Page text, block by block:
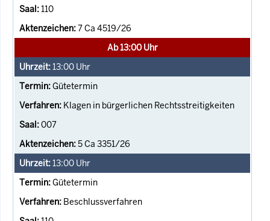
110
7 Ca 4519/26
Ab 13:00 Uhr
13:00 Uhr
Gütetermin
Klagen in bürgerlichen Rechtsstreitigkeiten
007
5 Ca 3351/26
13:00 Uhr
Gütetermin
Beschlussverfahren